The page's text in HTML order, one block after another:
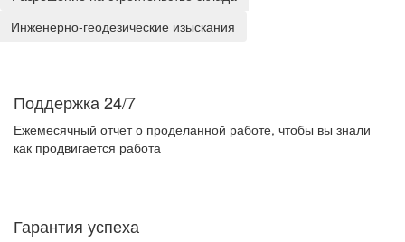
Инженерно-геодезические изыскания
Поддержка 24/7
Ежемесячный отчет о проделанной работе, чтобы вы знали
как продвигается работа
Гарантия успеха